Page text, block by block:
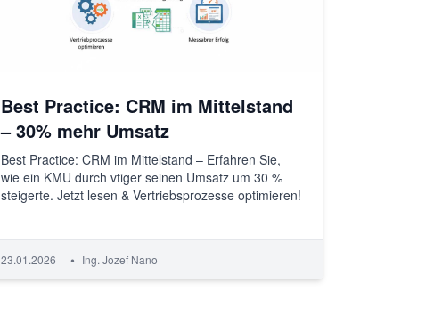
Best Practice: CRM im Mittelstand
– 30% mehr Umsatz
Best Practice: CRM im Mittelstand – Erfahren Sie,
wie ein KMU durch vtiger seinen Umsatz um 30 %
steigerte. Jetzt lesen & Vertriebsprozesse optimieren!
23.01.2026 • Ing. Jozef Nano